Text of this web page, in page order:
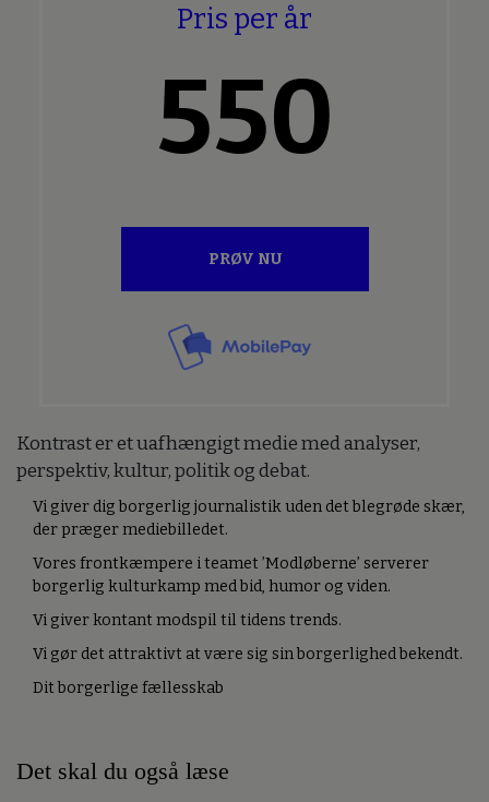
Pris per år
550
PRØV NU
Kontrast er et uafhængigt medie med analyser,
perspektiv, kultur, politik og debat.
Vi giver dig borgerlig journalistik uden det blegrøde skær,
der præger mediebilledet.
Vores frontkæmpere i teamet ’Modløberne’ serverer
borgerlig kulturkamp med bid, humor og viden.
Vi giver kontant modspil til tidens trends.
Vi gør det attraktivt at være sig sin borgerlighed bekendt.
Dit borgerlige fællesskab
Det skal du også læse